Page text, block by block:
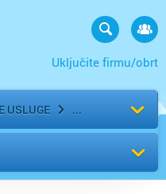
Uključite firmu/obrt
USLUGE